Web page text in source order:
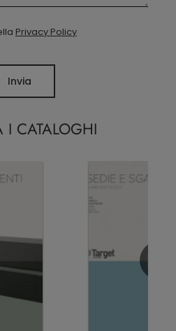
I CATALOGHI
Privacy Policy
Invia